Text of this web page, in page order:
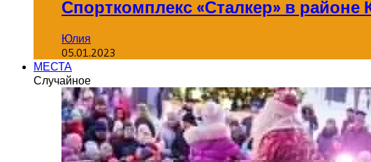
Спорткомплекс «Сталкер» в районе
Юлия
05.01.2023
МЕСТА
Случайное